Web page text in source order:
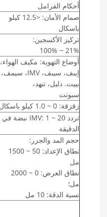
أحكام الفرامل
صمام الأمان: <12.5 كيلو
باسكال
تركيز الأكسجين:
21% ~ 100%
أوضاع التهوية: مكيف الهواء،
إيبف، سيبف، IMV، سيمف،
بييت. دليل، تنهد،
سبونت
زقزقة: 0 ~ 1.0 كيلو باسكال
تردد IMV: 1 ~ 20 نبضة في
الدقيقة
حجم المد والجزر:
نطاق الإعداد: 50 ~ 1500
مل
نطاق العرض: 0 ~ 2000
مل؛
نسبة الدقة: 10 مل